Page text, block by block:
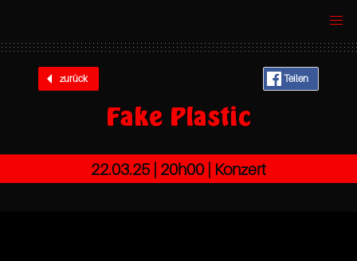
zurück Teilen
Fake Plastic
22.03.25 | 20h00 | Konzert